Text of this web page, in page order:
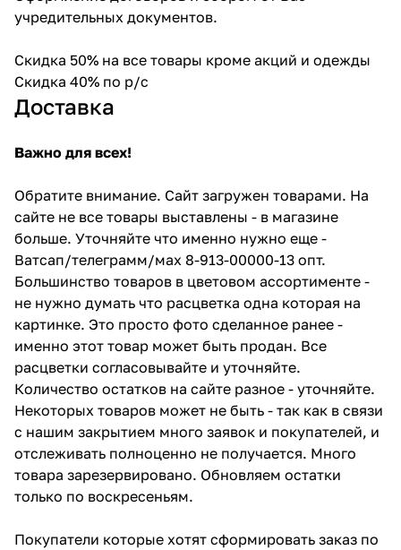
учредительных документов.
Скидка 50% на все товары кроме акций и одежды
Скидка 40% по р/с
Доставка
Важно для всех!
Обратите внимание. Сайт загружен товарами. На
сайте не все товары выставлены - в магазине
больше. Уточняйте что именно нужно еще -
Ватсап/телеграмм/мах 8-913-00000-13 опт.
Большинство товаров в цветовом ассортименте -
не нужно думать что расцветка одна которая на
картинке. Это просто фото сделанное ранее -
именно этот товар может быть продан. Все
расцветки согласовывайте и уточняйте.
Количество остатков на сайте разное - уточняйте.
Некоторых товаров может не быть - так как в связи
с нашим закрытием много заявок и покупателей, и
отслеживать полноценно не получается. Много
товара зарезервировано. Обновляем остатки
только по воскресеньям.
Покупатели которые хотят сформировать заказ по